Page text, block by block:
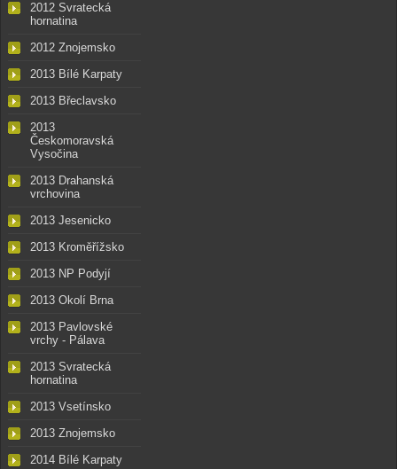
2012 Svratecká
hornatina
2012 Znojemsko
2013 Bílé Karpaty
2013 Břeclavsko
2013
Českomoravská
Vysočina
2013 Drahanská
vrchovina
2013 Jesenicko
2013 Kroměřížsko
2013 NP Podyjí
2013 Okolí Brna
2013 Pavlovské
vrchy - Pálava
2013 Svratecká
hornatina
2013 Vsetínsko
2013 Znojemsko
2014 Bílé Karpaty